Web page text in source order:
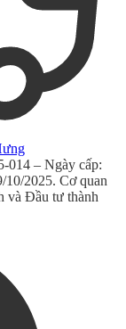
014 – Ngày cấp:
10/2025. Cơ quan
và Đầu tư thành